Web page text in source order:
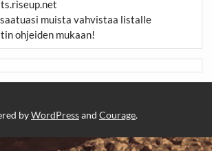
muista vahvistaa listalle
ohjeiden mukaan!
byWordPressand Courage.